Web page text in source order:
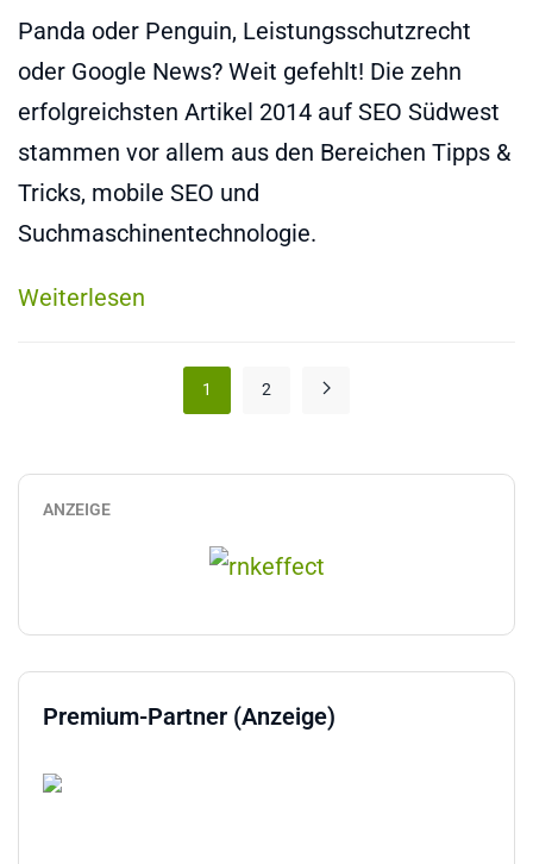
Panda oder Penguin, Leistungsschutzrecht
oder Google News? Weit gefehlt! Die zehn
erfolgreichsten Artikel 2014 auf SEO Südwest
stammen vor allem aus den Bereichen Tipps &
Tricks, mobile SEO und
Suchmaschinentechnologie.
Weiterlesen
1 2
ANZEIGE
Premium-Partner (Anzeige)